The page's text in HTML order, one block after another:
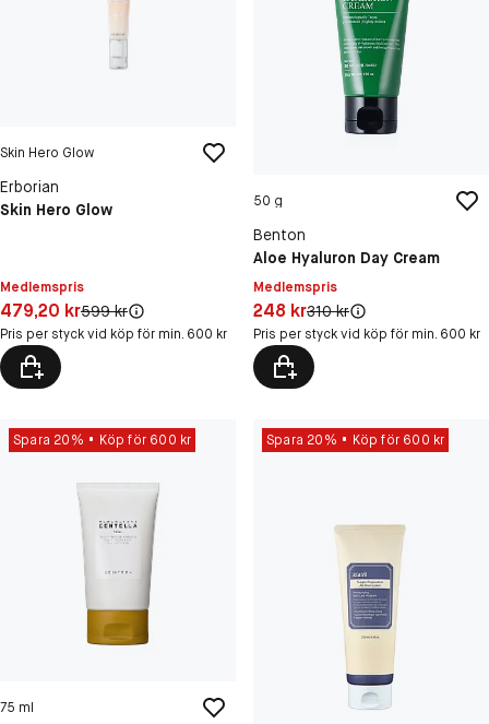
Skin Hero Glow
Erborian
Skin Hero Glow
Medlemspris
Pris: 479,20 kr
479,20 krOriginal pris:
599 kr
Pris per styck vid köp för min. 600 kr
50 g
Benton
Aloe Hyaluron Day Cream
Medlemspris
Pris: 248 kr
248 krOriginal pris:
310 kr
Pris per styck vid köp för min. 600 kr
Spara 20% Köp för 600 kr
75 ml
Spara 20% Köp för 600 kr